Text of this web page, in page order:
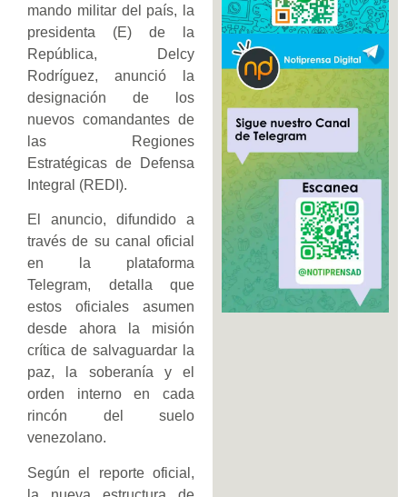
mando militar del país, la
presidenta (E) de la
República, Delcy
Rodríguez, anunció la
designación de los
nuevos comandantes de
las Regiones
Estratégicas de Defensa
Integral (REDI).
El anuncio, difundido a
través de su canal oficial
en la plataforma
Telegram, detalla que
estos oficiales asumen
desde ahora la misión
crítica de salvaguardar la
paz, la soberanía y el
orden interno en cada
rincón del suelo
venezolano.
Según el reporte oficial,